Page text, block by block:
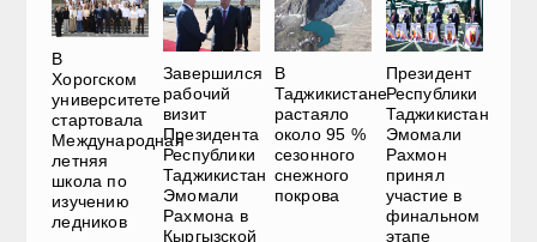
В
Хорогском
университете
стартовала
Международная
летняя
школа по
изучению
ледников
Завершился
рабочий
визит
Президента
Республики
Таджикистан
Эмомали
Рахмона в
Кыргызской
В
Таджикистане
растаяло
около 95 %
сезонного
снежного
покрова
Президент
Республики
Таджикистан
Эмомали
Рахмон
принял
участие в
финальном
этапе